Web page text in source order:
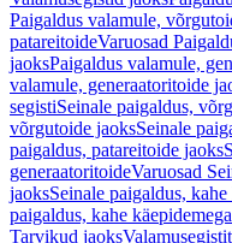
Paigaldus valamule,
patareitoideVaruosad
jaoksPaigaldus valamule,
valamule, generaatoritoide
segistiSeinale paigaldus,
võrgutoide jaoksSeinale
paigaldus, patareitoide jaoks
generaatoritoideVaruosad
jaoksSeinale paigaldus,
paigaldus, kahe
Tarvikud jaoks